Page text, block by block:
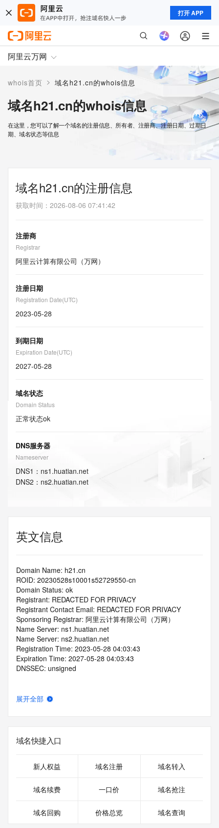
打开 APP
阿里云万网
whois首页 > 域名h21.cn的whois信息
域名h21.cn的whois信息
在这里，您可以了解一个域名的注册信息、所有者、注册商、注册日期、过期日
期、域名状态等信息
域名h21.cn的注册信息
获取时间 ： 2026-08-06 07:41:42
注册商
Registrar
阿里云计算有限公司（万网）
注册日期
Registration Date(UTC)
2023-05-28
到期日期
Expiration Date(UTC)
2027-05-28
域名状态
Domain Status
正常状态ok
DNS服务器
Nameserver
DNS1 ： ns1.huatian.net
DNS2 ： ns2.huatian.net
英文信息
Domain Name: h21.cn
ROID: 20230528s10001s52729550-cn
Domain Status: ok
Registrant: REDACTED FOR PRIVACY
Registrant Contact Email: REDACTED FOR PRIVACY
Sponsoring Registrar: 阿里云计算有限公司（万网）
Name Server: ns1.huatian.net
Name Server: ns2.huatian.net
Registration Time: 2023-05-28 04:03:43
Expiration Time: 2027-05-28 04:03:43
DNSSEC: unsigned
展开全部
域名快捷入口
新人权益 域名注册 域名转入
域名续费 一口价 域名抢注
域名回购 价格总览 域名查询